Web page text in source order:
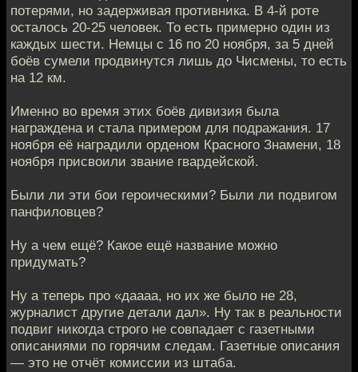
потерями, но задерживая противника. В 4-й роте
осталось 20-25 человек. То есть примерно один из
каждых шести. Немцы с 16 по 20 ноября, за 5 дней
боёв сумели продвинутся лишь до Чисмены, то есть
на 12 км.
Именно во время этих боёв дивизия была
награждена и стала примером для подражания. 17
ноября её наградили орденом Красного Знамени, 18
ноября присвоили звание гвардейской.
Были ли эти бои героическими? Были ли подвигом
панфиловцев?
Ну а чем ещё? Какое ещё название можно
придумать?
Ну а теперь про «даааа, но их же было не 28,
журналист другие детали дал». Ну так в реальности
подвиг никогда строго не совпадает с газетными
описаниями по горячим следам. Газетные описания
— это не отчёт комиссии из штаба.